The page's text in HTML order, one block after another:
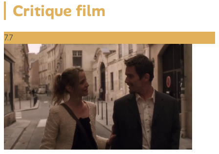
Critique film
7.7